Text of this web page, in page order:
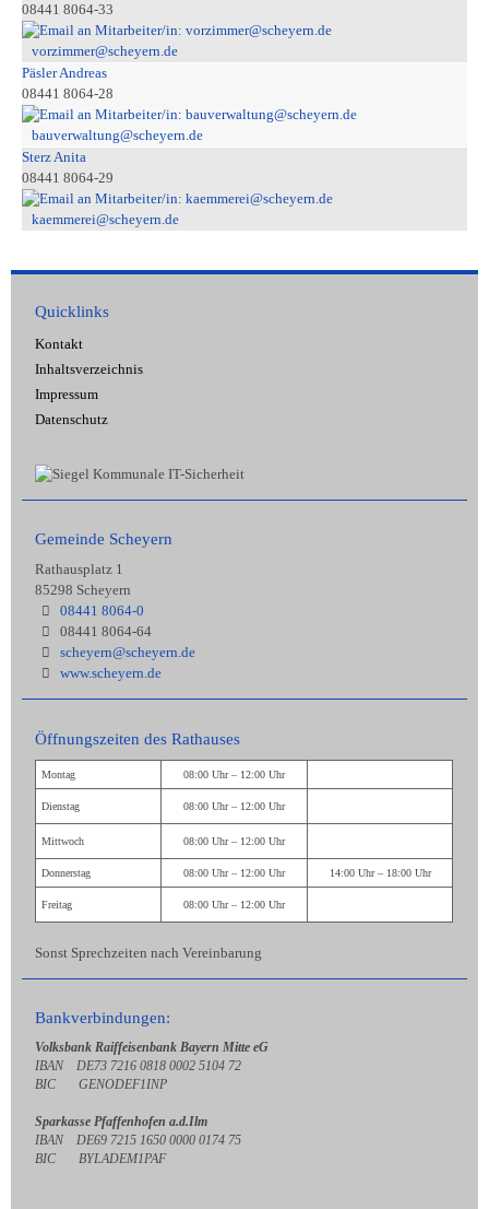
08441 8064-33
vorzimmer@scheyern.de
Päsler Andreas
08441 8064-28
bauverwaltung@scheyern.de
Sterz Anita
08441 8064-29
kaemmerei@scheyern.de
Quicklinks
Kontakt
Inhaltsverzeichnis
Impressum
Datenschutz
Gemeinde Scheyern
Rathausplatz 1
85298 Scheyern
08441 8064-0
08441 8064-64
scheyern@scheyern.de
www.scheyern.de
Öffnungszeiten des Rathauses
Montag 08:00 Uhr – 12:00 Uhr
Dienstag 08:00 Uhr – 12:00 Uhr
Mittwoch 08:00 Uhr – 12:00 Uhr
Donnerstag 08:00 Uhr – 12:00 Uhr 14:00 Uhr – 18:00 Uhr
Freitag 08:00 Uhr – 12:00 Uhr
Sonst Sprechzeiten nach Vereinbarung
Bankverbindungen:
Volksbank Raiffeisenbank Bayern Mitte eG
IBAN DE73 7216 0818 0002 5104 72
BIC GENODEF1INP
Sparkasse Pfaffenhofen a.d.Ilm
IBAN DE69 7215 1650 0000 0174 75
BIC BYLADEM1PAF